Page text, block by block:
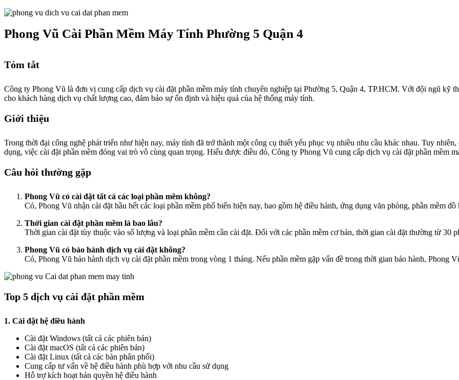
Phong Vũ Cài Phần Mềm Máy Tính Phường 5 Quận 4
Tóm tắt
Công ty Phong Vũ là đơn vị cung cấp dịch vụ cài đặt phần mềm máy tính chuyên nghiệp tại Phường 5, Quận 4, TP.HCM. Với đội ngũ kỹ
cho khách hàng dịch vụ chất lượng cao, đảm bảo sự ổn định và hiệu quả của hệ thống máy tính.
Giới thiệu
Trong thời đại công nghệ phát triển như hiện nay, máy tính đã trở thành một công cụ thiết yếu phục vụ nhiều nhu cầu khác nhau. Tuy
dụng, việc cài đặt phần mềm đóng vai trò vô cùng quan trọng. Hiểu được điều đó, Công ty Phong Vũ cung cấp dịch vụ cài đặt phần mềm
Câu hỏi thường gặp
Phong Vũ có cài đặt tất cả các loại phần mềm không?
Có, Phong Vũ nhận cài đặt hầu hết các loại phần mềm phổ biến hiện nay, bao gồm hệ điều hành, ứng dụng văn phòng, phần mềm
Thời gian cài đặt phần mềm là bao lâu?
Thời gian cài đặt tùy thuộc vào số lượng và loại phần mềm cần cài đặt. Đối với các phần mềm cơ bản, thời gian cài đặt thường từ 30
Phong Vũ có bảo hành dịch vụ cài đặt không?
Có, Phong Vũ bảo hành dịch vụ cài đặt phần mềm trong vòng 1 tháng. Nếu phần mềm gặp vấn đề trong thời gian bảo hành, Phong
Top 5 dịch vụ cài đặt phần mềm
1. Cài đặt hệ điều hành
Cài đặt Windows (tất cả các phiên bản)
Cài đặt macOS (tất cả các phiên bản)
Cài đặt Linux (tất cả các bản phân phối)
Cung cấp tư vấn về hệ điều hành phù hợp với nhu cầu sử dụng
Hỗ trợ kích hoạt bản quyền hệ điều hành